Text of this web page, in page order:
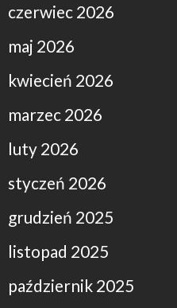
czerwiec 2026
maj 2026
kwiecień 2026
marzec 2026
luty 2026
styczeń 2026
grudzień 2025
listopad 2025
październik 2025